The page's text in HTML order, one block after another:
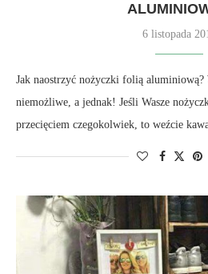
6 listopada
Jak naostrzyć nożyczki folią aluminiową?
niemożliwe, a jednak! Jeśli Wasze
przecięciem czegokolwiek, to weźcie